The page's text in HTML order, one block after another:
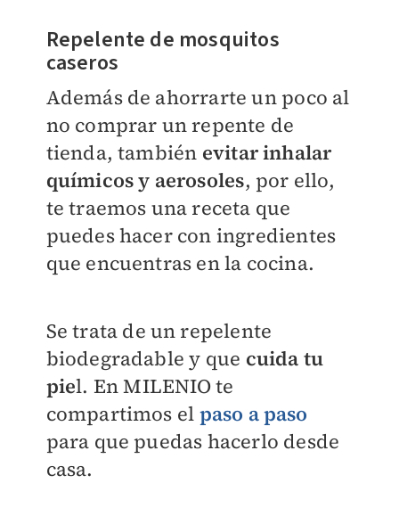
Repelente de mosquitos
caseros
Además de ahorrarte un poco al
no comprar un repente de
tienda, también evitar inhalar
químicos y aerosoles, por ello,
te traemos una receta que
puedes hacer con ingredientes
que encuentras en la cocina.
Se trata de un repelente
biodegradable y que cuida tu
piel. EnMILENIOte
compartimos el paso a paso
para que puedas hacerlo desde
casa.